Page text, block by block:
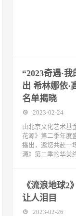
“2023奇遇·
出 希林娜依·
名单揭晓
2023-02-24
由北京文化艺术基
花源》第二季年度
播出，邀您共赴一
源》第二季的华美
《流浪地球2
让人泪目
2023-02-26